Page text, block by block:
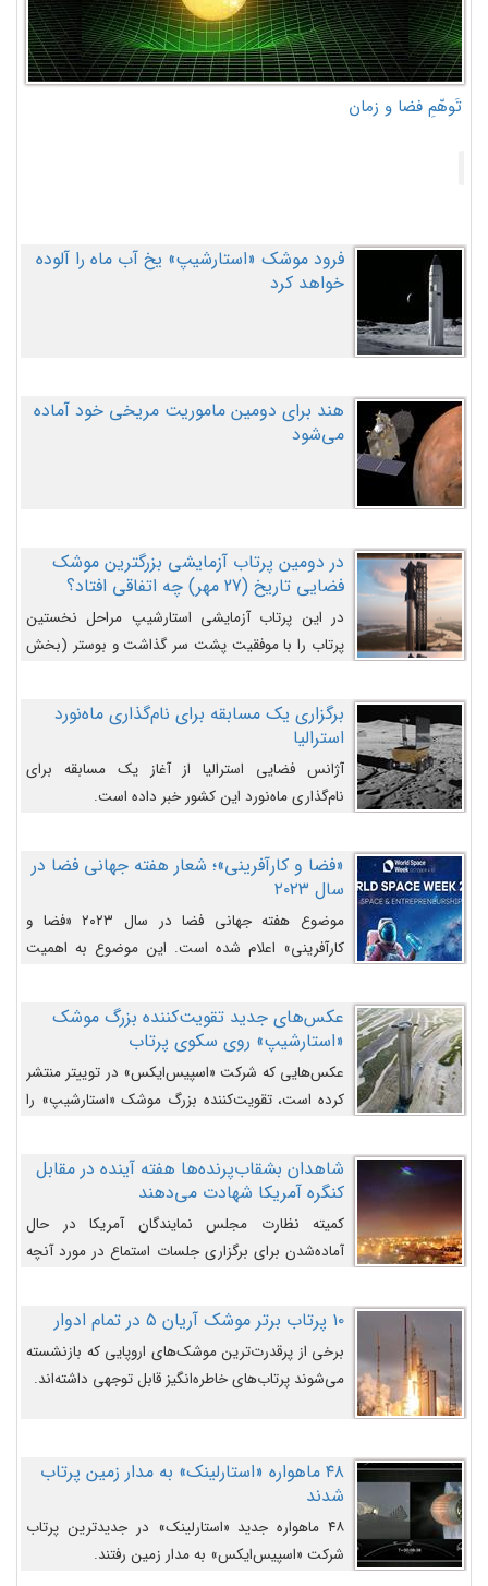
تَوهّمِ فضا و زمان
فرود موشک «استارشیپ» یخ آب ماه را آلوده
خواهد کرد
هند برای دومین ماموریت مریخی خود آماده
می‌شود
در دومین پرتاب آزمایشی بزرگترین موشک
فضایی تاریخ (27 مهر‌) چه اتفاقی افتاد؟
در این پرتاب آزمایشی استارشیپ مراحل نخستین
پرتاب را با موفقیت پشت سر گذاشت و بوستر (بخش
را وارد مسیر از پیش تعیین‌شده کند و سپس با یک
مکانیزم جدید با موفقیت از آن جدا شود. ‌
برگزاری یک مسابقه برای نام‌گذاری ماه‌نورد
استرالیا
آژانس فضایی استرالیا از آغاز یک مسابقه برای
نام‌گذاری ماه‌نورد این کشور خبر داده است.
«فضا و کارآفرینی»؛ شعار هفته جهانی فضا در
سال ۲۰۲۳
موضوع هفته جهانی فضا در سال ۲۰۲۳ «فضا و
کارآفرینی» اعلام شده است. این موضوع به اهمیت
روزافزون کارآفرینی در حوزه فضایی و مزایای جدیدی که
کارآفرینان این حوزه ایجاد می‌کنند، می‌پردازد.
عکس‌های جدید تقویت‌کننده بزرگ موشک
«استارشیپ» روی سکوی پرتاب
عکس‌هایی که شرکت «اسپیس‌ایکس» در توییتر منتشر
کرده است، تقویت‌کننده بزرگ موشک «استارشیپ» را
شاهدان بشقاب‌پرنده‌ها هفته آینده در مقابل
کنگره آمریکا شهادت می‌دهند
کمیته نظارت مجلس نمایندگان آمریکا در حال
آماده‌شدن برای برگزاری جلسات استماع در مورد آنچه
می‌دانند، است و قرار است افشاگران یوفوها هفته آینده
در مقابل آنها شهادت دهند.۱۰ پرتاب برتر موشک آریان ۵ در تمام ادوار
برخی از پرقدرت‌ترین موشک‌های اروپایی که بازنشسته
می‌شوند پرتاب‌های خاطره‌انگیز قابل توجهی داشته‌اند.
۴۸ ماهواره «استارلینک» به مدار زمین پرتاب
شدند
۴۸ ماهواره جدید «استارلینک» در جدیدترین پرتاب
شرکت «اسپیس‌ایکس» به مدار زمین رفتند.